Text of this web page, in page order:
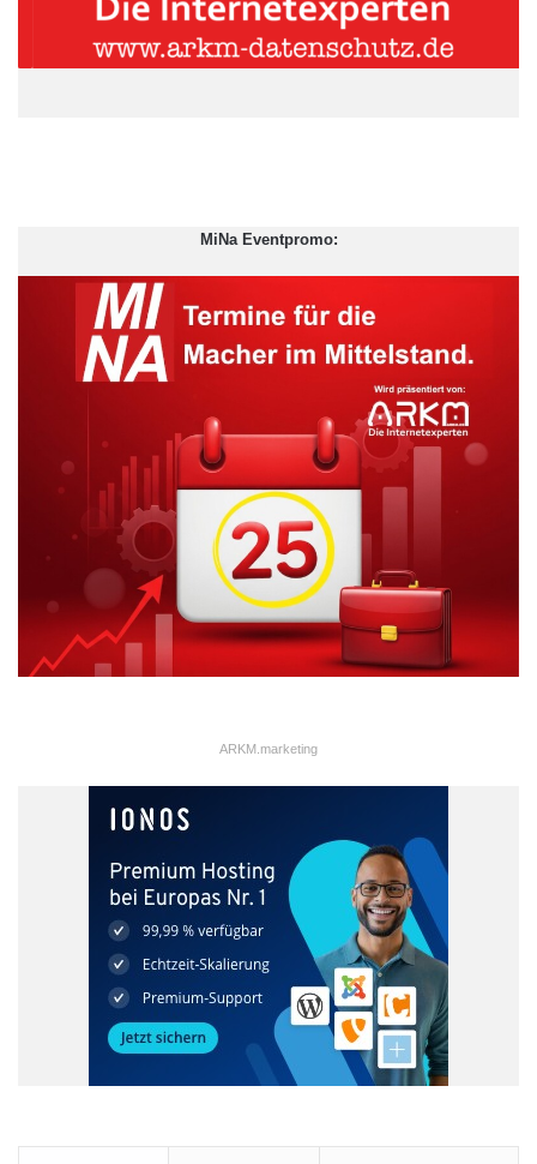
Handelspartner: Diese können Geschäfts-, Verkaufs- und
Besucherräume mit Wandbildern aufwerten und bekommen
hierfür als Affiliate-Partner zum Start einen exklusiven Rabatt.
Unter bildergalerie050.fujifilm-proline.de erhalten sie Zugang zur
Online-Bildergalerie, bei der sich durch die Kombination von
verschiedenen Materialien, Formaten, Rahmungen und
Passepartouts unzählige Möglichkeiten ergeben, Bilder für
individuelle Bedürfnisse anzupassen.
Neben dem attraktiven Preis-Leistungs-Verhältnis bei der
Bestellung der Bilder erhalten die Partner einen zusätzlichen
Anreiz: Findet ein Kunde oder Gast des Handelspartners
Gefallen an einem der gezeigten Bilder, so kann er es über eine
integrierte Design-ID in der ausgestellten Konfiguration direkt im
Schaufensterdekoration platziert, kann man so sogar nach
Ladenschluss daran verdienen.
Das Affiliate-Modell der PROline Bildergalerie ist flexibel und
passt sich den Bedürfnissen des jeweiligen Partners an. So
müssen die Bilder nicht zwingend physisch ausgestellt werden,
um an ihnen verdienen zu können: die konfigurierten Bilder
können beispielsweise auch in Broschüren, Internetseiten oder
Magazinen platziert werden. So ergeben sich völlig neue
MiNa Eventpromo:
ARKM.marketing